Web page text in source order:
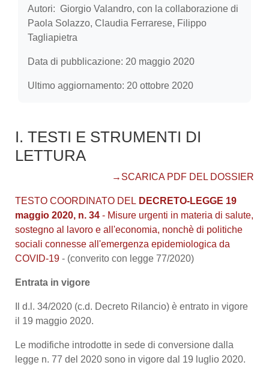
Autori: Giorgio Valandro, con la collaborazione di
Paola Solazzo, Claudia Ferrarese, Filippo
Tagliapietra
Data di pubblicazione: 20 maggio 2020
Ultimo aggiornamento: 20 ottobre 2020
I. TESTI E STRUMENTI DI
LETTURA
→SCARICA PDF DEL DOSSIER
TESTO COORDINATO DEL DECRETO-LEGGE 19
maggio 2020, n. 34 - Misure urgenti in materia di salute,
sostegno al lavoro e all'economia, nonchè di politiche
sociali connesse all'emergenza epidemiologica da
COVID-19 - (converito con legge 77/2020)
Entrata in vigore
Il d.l. 34/2020 (c.d. Decreto Rilancio) è entrato in vigore
il 19 maggio 2020.
Le modifiche introdotte in sede di conversione dalla
legge n. 77 del 2020 sono in vigore dal 19 luglio 2020.